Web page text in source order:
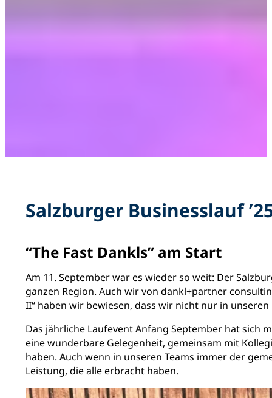
Salzburger Businesslauf
“The Fast Dankls” am Start
Am 11. September war es wieder so weit: Der
ganzen Region. Auch wir von dankl+partner
II“ haben wir bewiesen, dass wir nicht nur in
Das jährliche Laufevent Anfang September hat sich
eine wunderbare Gelegenheit, gemeinsam mit
haben. Auch wenn in unseren Teams immer der
Leistung, die alle erbracht haben.